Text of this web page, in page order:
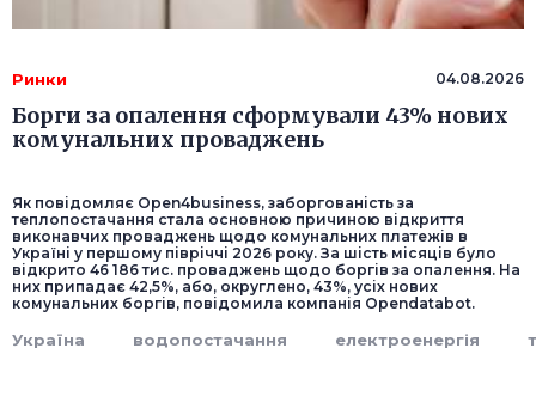
Ринки 04.08.2026
Борги за опалення сформували 43% нових
комунальних проваджень
Як повідомляє Оpen4business, заборгованість за
теплопостачання стала основною причиною відкриття
виконавчих проваджень щодо комунальних платежів в
Україні у першому півріччі 2026 року. За шість місяців було
відкрито 46 186 тис. проваджень щодо боргів за опалення. На
них припадає 42,5%, або, округлено, 43%, усіх нових
комунальних боргів, повідомила компанія Opendatabot.
Україна водопостачання електроенергія